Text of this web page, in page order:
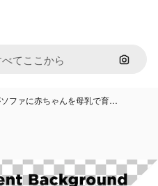
画像で
ファに赤ちゃんを母乳で育…